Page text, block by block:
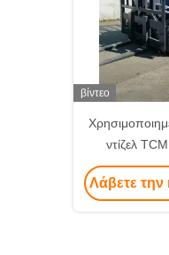
βίντεο
ντίζελ
Λάβετε την